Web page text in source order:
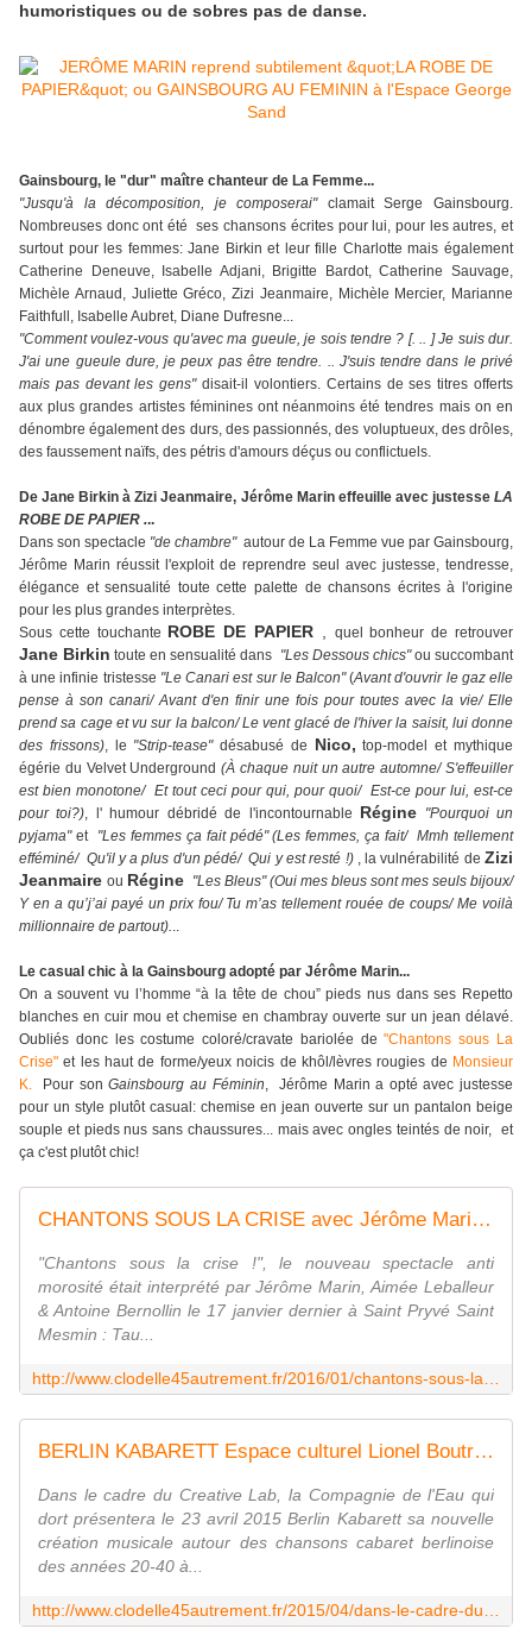
humoristiques ou de sobres pas de danse.
Gainsbourg, le "dur" maître chanteur de La Femme...
"Jusqu'à la décomposition, je composerai" clamait Serge Gainsbourg.
Nombreuses donc ont été ses chansons écrites pour lui, pour les autres, et
surtout pour les femmes: Jane Birkin et leur fille Charlotte mais également
Catherine Deneuve, Isabelle Adjani, Brigitte Bardot, Catherine Sauvage,
Michèle Arnaud, Juliette Gréco, Zizi Jeanmaire, Michèle Mercier, Marianne
Faithfull, Isabelle Aubret, Diane Dufresne...
"Comment voulez-vous qu'avec ma gueule, je sois tendre ? [. .. ] Je suis dur.
J'ai une gueule dure, je peux pas être tendre. .. J'suis tendre dans le privé
mais pas devant les gens"disait-il volontiers. Certains de ses titres offerts
aux plus grandes artistes féminines ont néanmoins été tendres mais on en
dénombre également des durs, des passionnés, des voluptueux, des drôles,
des faussement naïfs, des pétris d'amours déçus ou conflictuels.
De Jane Birkin à Zizi Jeanmaire, Jérôme Marin effeuille avec justesse LA
ROBE DE PAPIER ...
Dans son spectacle "de chambre" autour de La Femme vue par Gainsbourg,
Jérôme Marin réussit l'exploit de reprendre seul avec justesse, tendresse,
élégance et sensualité toute cette palette de chansons écrites à l'origine
pour les plus grandes interprètes.
Sous cette touchante ROBE DE PAPIER quel bonheur de retrouver
Jane Birkin toute en sensualité dans "Les Dessous chics"ou succombant
à une infinie tristesse "Le Canari est sur le Balcon"(Avant d'ouvrir le gaz elle
pense à son canari/ Avant d'en finir une fois pour toutes avec la vie/ Elle
prend sa cage et vu sur la balcon/ Le vent glacé de l'hiver la saisit, lui donne
des frissons), le "Strip-tease"désabusé de Nico, top-model et mythique
égérie du Velvet Underground(À chaque nuit un autre automne/ S'effeuiller
est bien monotone/ Et tout ceci pour qui, pour quoi/ Est-ce pour lui, est-ce
pour toi?), l' humour débridé de l'incontournable Régine "Pourquoi un
pyjama"et "Les femmes ça fait pédé" (Les femmes, ça fait/ Mmh tellement
efféminé/ Qu'il y a plus d'un pédé/ Qui y est resté !), la vulnérabilité deZizi
Jeanmaire ou Régine "Les Bleus" (Oui mes bleus sont mes seuls bijoux/
Y en a qu’j’ai payé un prix fou/ Tu m’as tellement rouée de coups/ Me voilà
millionnaire de partout)...
Le casual chic à la Gainsbourg adopté par Jérôme Marin...
On a souvent vu l’homme “à la tête de chou” pieds nus dans ses Repetto
blanches en cuir mou et chemise en chambray ouverte sur un jean délavé.
Oubliés donc les costume coloré/cravate bariolée de"Chantons sous La
Crise"et les haut de forme/yeux noicis de khôl/lèvres rougies de Monsieur
K. Pour sonGainsbourg au Féminin, Jérôme Marin a opté avec justesse
pour un style plutôt casual: chemise en jean ouverte sur un pantalon beige
souple et pieds nus sans chaussures... mais avec ongles teintés de noir, et
ça c'est plutôt chic!
CHANTONS SOUS LA CRISE avec Jérôme Marin, Aimée Leballeur &amp; Antoine Bernollin à St Pryvé Saint Mesmin - VIVRE AUTREMENT VOS LOISIRS avec Clodelle
"Chantons sous la crise !", le nouveau spectacle anti
morosité était interprété par Jérôme Marin, Aimée Leballeur
& Antoine Bernollin le 17 janvier dernier à Saint Pryvé Saint
Mesmin : Tau...
BERLIN KABARETT Espace culturel Lionel Boutrouche d'Ingré 23 avril 2015 - VIVRE AUTREMENT VOS LOISIRS avec Clodelle
Dans le cadre du Creative Lab, la Compagnie de l'Eau qui
dort présentera le 23 avril 2015 Berlin Kabarett sa nouvelle
création musicale autour des chansons cabaret berlinoise
des années 20-40 à...